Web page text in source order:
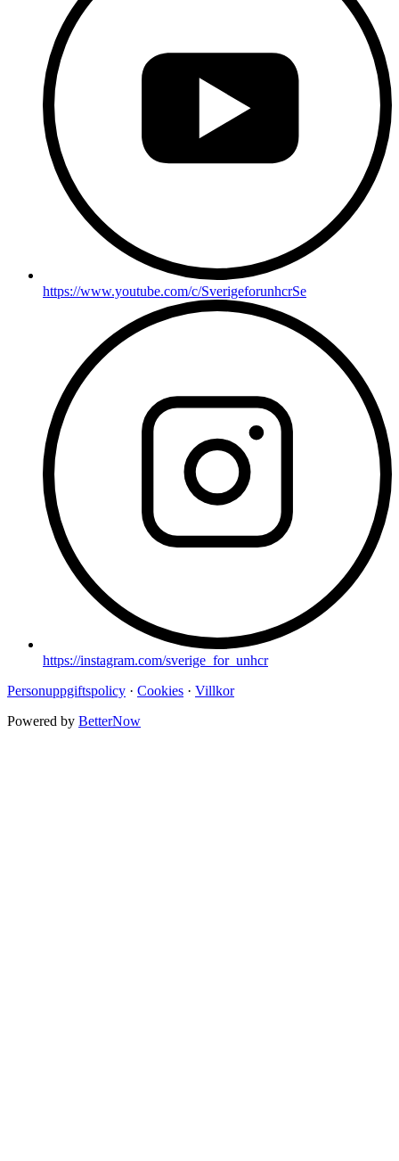
https://www.youtube.com/c/SverigeforunhcrSe
https://instagram.com/sverige_for_unhcr
Personuppgiftspolicy · Cookies · Villkor
Powered by BetterNow